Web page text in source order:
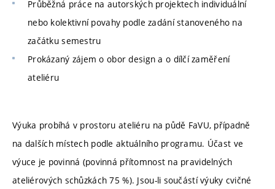
Průběžná práce na autorských projektech individuální
nebo kolektivní povahy podle zadání stanoveného na
začátku semestru
Prokázaný zájem o obor design a o dílčí zaměření
ateliéru
Výuka probíhá v prostoru ateliéru na půdě FaVU, případně
na dalších místech podle aktuálního programu. Účast ve
výuce je povinná (povinná přítomnost na pravidelných
ateliérových schůzkách 75 %). Jsou-li součástí výuky cvičné